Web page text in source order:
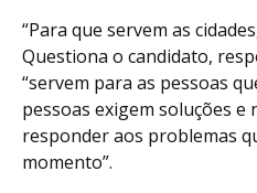
“Para que servem as
Questiona o candidato,
“servem para as pessoas
pessoas exigem soluções e
responder aos problemas
momento”.